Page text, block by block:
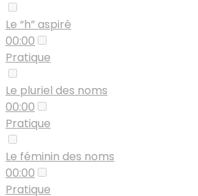
Le “h” aspiré
00:00
Pratique
Le pluriel des noms
00:00
Pratique
Le féminin des noms
00:00
Pratique